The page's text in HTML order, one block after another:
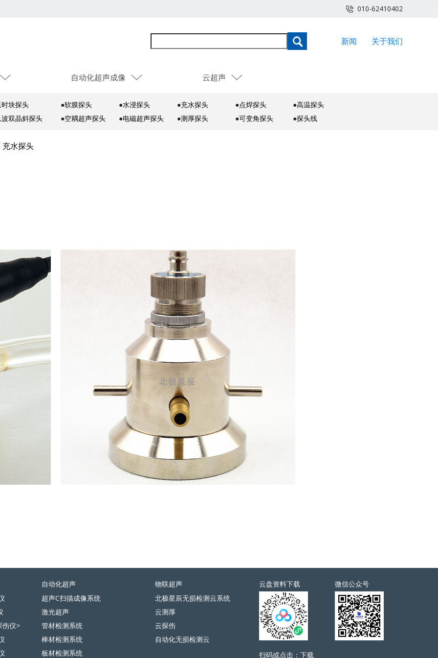
010-62410402
新闻 关于我们
自动化超声成像 云超声
块探头 ●软膜探头 ●水浸探头 ●充水探头 ●点焊探头 ●高温探头
双晶斜探头
●空耦超声探头 ●电磁超声探头 ●测厚探头 ●可变角探头 ●探头线
充水探头
自动化超声 物联超声 云盘资料下载 微信公众号
伤仪>
超声C扫描成像系统
激光超声
管材检测系统
棒材检测系统
板材检测系统
北极星辰无损检测云系统
云测厚
云探伤
自动化无损检测云
扫码或点击：下载